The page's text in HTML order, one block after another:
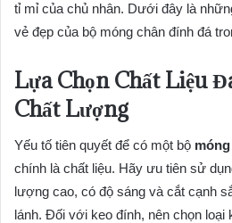
tỉ mỉ của chủ nhân. Dưới đây là
vẻ đẹp của bộ móng chân đính đá
Lựa Chọn Chất Liệu
Chất Lượng
Yếu tố tiên quyết để có một bộ
chính là chất liệu. Hãy ưu tiên sử
lượng cao, có độ sáng và cắt cạnh
lánh. Đối với keo đính, nên chọn loại